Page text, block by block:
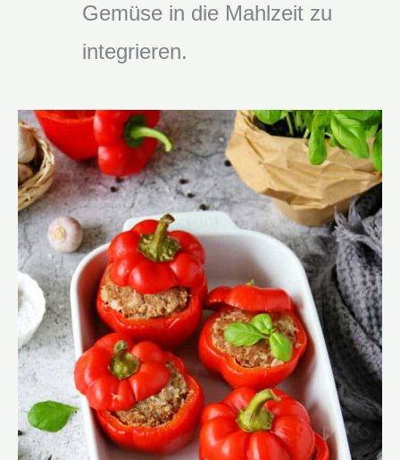
Gemüse in die Mahlzeit zu
integrieren.